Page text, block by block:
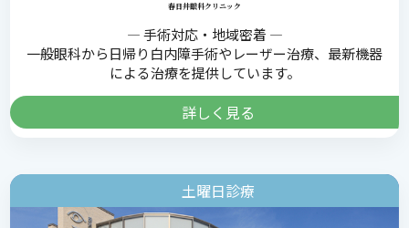
春日井眼科クリニック
― 手術対応・地域密着 ―
一般眼科から日帰り白内障手術やレーザー治療、最新機器
による治療を提供しています。
詳しく見る
土曜日診療